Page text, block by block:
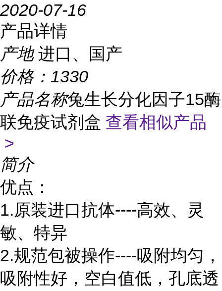
2020-07-16
产品详情
产地 进口、国产
价格： 1330
产品名称兔生长分化因子15酶
联免疫试剂盒 查看相似产品
>
简介
优点：
1.原装进口抗体----高效、灵
敏、特异
2.规范包被操作----吸附均匀，
吸附性好，空白值低，孔底透